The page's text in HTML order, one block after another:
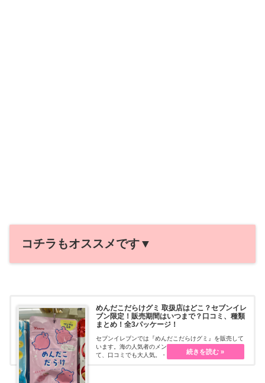
コチラもオススメです▼
めんだこだらけグミ 取扱店はどこ？セブンイレ
ブン限定！販売期間はいつまで？口コミ、種類
まとめ！全3パッケージ！
セブンイレブンでは『めんだこだらけグミ』を販売して
います。海の人気者のメンダコがモチーフになってい
て、口コミでも大人気。・・・続きを読む